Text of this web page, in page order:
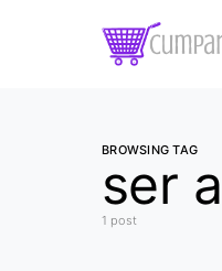
BROWSING TAG
ser
1 post